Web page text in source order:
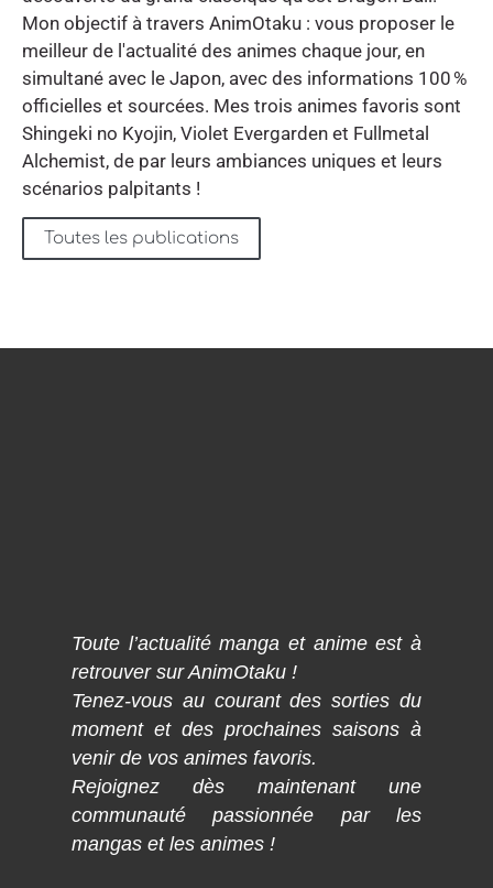
Mon objectif à travers AnimOtaku : vous proposer le
meilleur de l'actualité des animes chaque jour, en
simultané avec le Japon, avec des informations 100 %
officielles et sourcées. Mes trois animes favoris sont
Shingeki no Kyojin, Violet Evergarden et Fullmetal
Alchemist, de par leurs ambiances uniques et leurs
scénarios palpitants !
Toutes les publications
Toute l’actualité manga et anime est à
retrouver sur AnimOtaku !
Tenez-vous au courant des sorties du
moment et des prochaines saisons à
venir de vos animes favoris.
Rejoignez dès maintenant une
communauté passionnée par les
mangas et les animes !